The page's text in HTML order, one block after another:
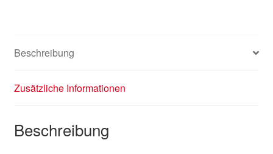
Beschreibung
Zusätzliche Informationen
Beschreibung